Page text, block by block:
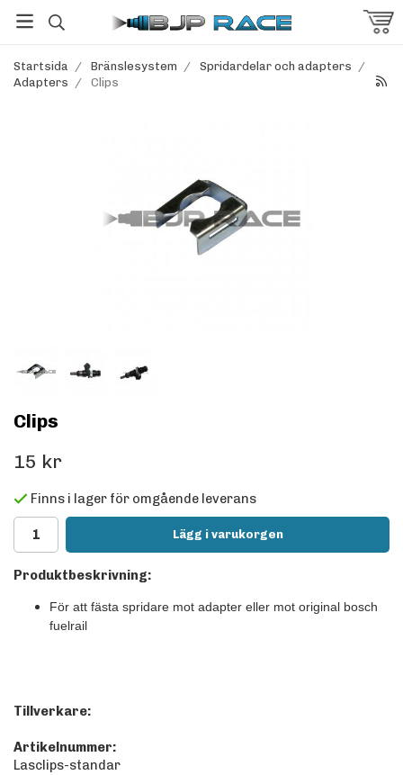
Startsida / Bränslesystem / Spridardelar och adapters /
Adapters / Clips
Clips
15 kr
Finns i lager för omgående leverans
Lägg i varukorgen
Produktbeskrivning:
För att fästa spridare mot adapter eller mot original bosch
fuelrail
Tillverkare:
Artikelnummer:
Lasclips-standar